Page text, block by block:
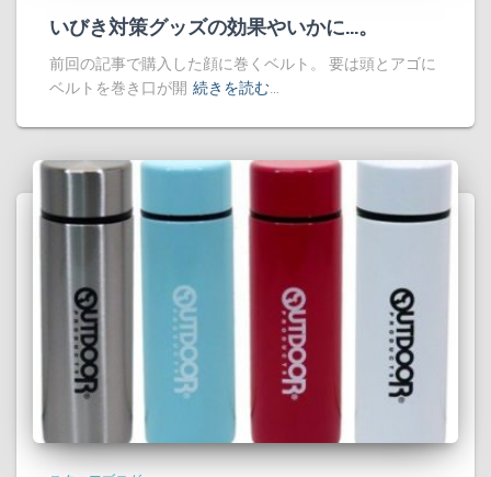
いびき対策グッズの効果やいかに…。
前回の記事で購入した顔に巻くベルト。 要は頭とアゴに
ベルトを巻き口が開 続きを読む…